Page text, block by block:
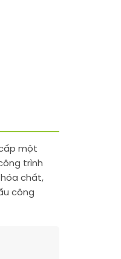
một
trình
chất,
công